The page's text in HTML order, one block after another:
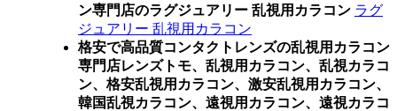
ン専門店のラグジュアリー 乱視用カラコン ラグ
ジュアリー 乱視用カラコン
格安で高品質コンタクトレンズの乱視用カラコン
専門店レンズトモ、乱視用カラコン、乱視カラコ
ン、格安乱視用カラコン、激安乱視用カラコン、
韓国乱視カラコン、遠視用カラコン、遠視カラコ